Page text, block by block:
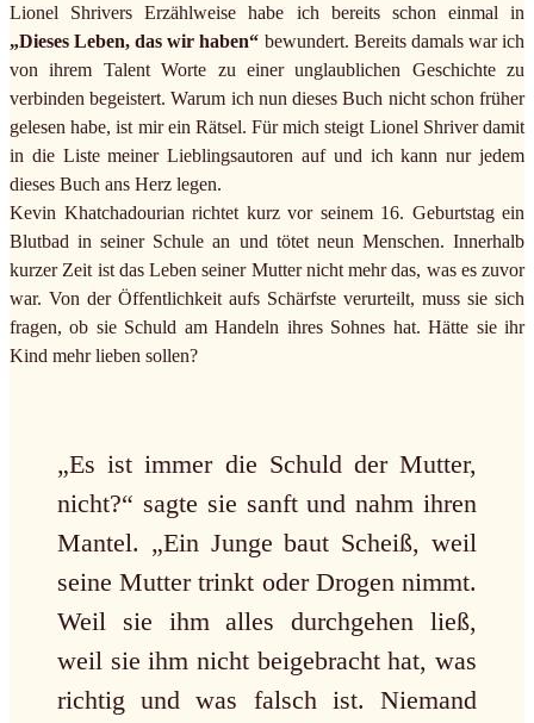
Lionel Shrivers Erzählweise habe ich bereits schon einmal in
„Dieses Leben, das wir haben“ bewundert. Bereits damals war ich
von ihrem Talent Worte zu einer unglaublichen Geschichte zu
verbinden begeistert. Warum ich nun dieses Buch nicht schon früher
gelesen habe, ist mir ein Rätsel. Für mich steigt Lionel Shriver damit
in die Liste meiner Lieblingsautoren auf und ich kann nur jedem
dieses Buch ans Herz legen.
Kevin Khatchadourian richtet kurz vor seinem 16. Geburtstag ein
Blutbad in seiner Schule an und tötet neun Menschen. Innerhalb
kurzer Zeit ist das Leben seiner Mutter nicht mehr das, was es zuvor
war. Von der Öffentlichkeit aufs Schärfste verurteilt, muss sie sich
fragen, ob sie Schuld am Handeln ihres Sohnes hat. Hätte sie ihr
Kind mehr lieben sollen?
„Es ist immer die Schuld der Mutter,
nicht?“ sagte sie sanft und nahm ihren
Mantel. „Ein Junge baut Scheiß, weil
seine Mutter trinkt oder Drogen nimmt.
Weil sie ihm alles durchgehen ließ,
weil sie ihm nicht beigebracht hat, was
richtig und was falsch ist. Niemand